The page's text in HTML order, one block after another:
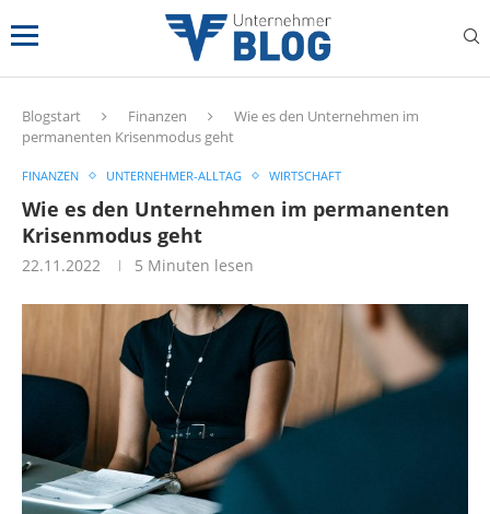
Blogstart Finanzen
Wie es den Unternehmen im
permanenten Krisenmodus geht
FINANZEN UNTERNEHMER-ALLTAG WIRTSCHAFT
Wie es den Unternehmen im permanenten
Krisenmodus geht
22.11.2022 5 Minuten lesen